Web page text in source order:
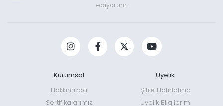
ediyorum.
Kurumsal
Hakkımızda
Sertifikalarımız
Üyelik
Şifre Hatırlatma
Üyelik Bilgilerim